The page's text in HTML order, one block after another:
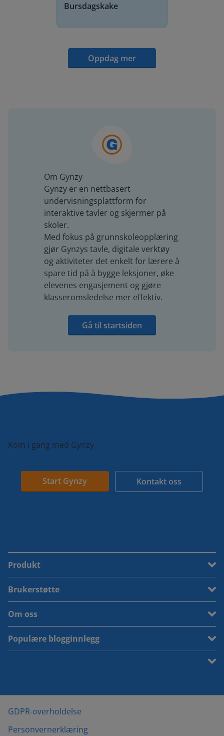
Bursdagskake
Oppdag mer
Om Gynzy
Gynzy er en nettbasert
undervisningsplattform for
interaktive tavler og skjermer på
skoler.
Med fokus på grunnskoleopplæring
gjør Gynzys tavle, digitale verktøy
og aktiviteter det enkelt for lærere å
spare tid på å bygge leksjoner, øke
elevenes engasjement og gjøre
klasseromsledelse mer effektiv.
Gå til startsiden
Kom i gang med Gynzy
Start Gynzy Kontakt oss
Produkt
Brukerstøtte
Om oss
Populære blogginnlegg
GDPR-overholdelse
Personvernerklæring